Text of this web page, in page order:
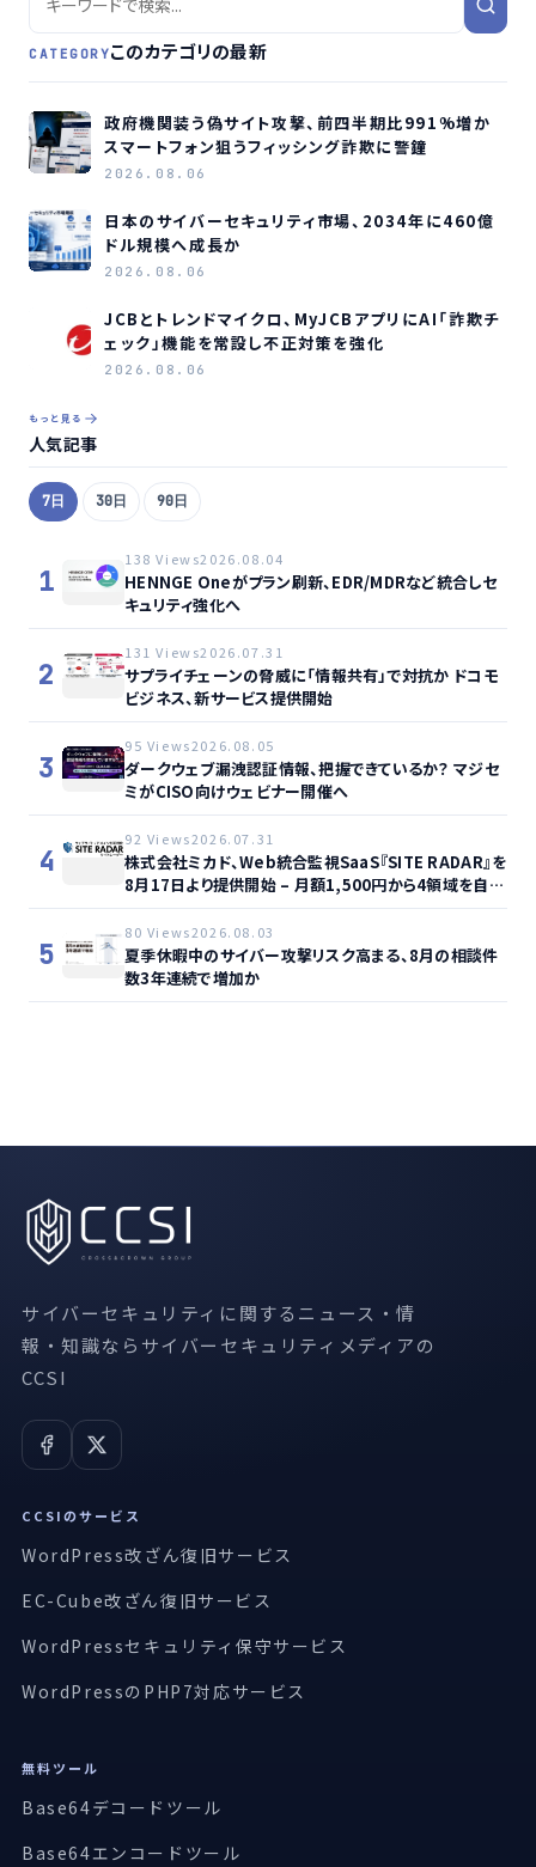
CATEGORYこのカテゴリの最新
政府機関装う偽サイト攻撃、前四半期比991%増か
スマートフォン狙うフィッシング詐欺に警鐘
2026.08.06
日本のサイバーセキュリティ市場、2034年に460億
ドル規模へ成長か
2026.08.06
JCBとトレンドマイクロ、MyJCBアプリにAI「詐欺チ
ェック」機能を常設し不正対策を強化
2026.08.06
もっと見る
人気記事
7日 30日 90日
1
138 Views2026.08.04
HENNGE Oneがプラン刷新、EDR/MDRなど統合しセ
キュリティ強化へ
2
131 Views2026.07.31
サプライチェーンの脅威に「情報共有」で対抗か ドコモ
ビジネス、新サービス提供開始
3
95 Views2026.08.05
ダークウェブ漏洩認証情報、把握できているか？ マジセ
ミがCISO向けウェビナー開催へ
4
92 Views2026.07.31
株式会社ミカド、Web統合監視SaaS『SITE RADAR』を
8月17日より提供開始 – 月額1,500円から4領域を自動
監視、動的サイト…
5
80 Views2026.08.03
夏季休暇中のサイバー攻撃リスク高まる、8月の相談件
数3年連続で増加か
サイバーセキュリティに関するニュース・情
報・知識ならサイバーセキュリティメディアの
CCSI
CCSIのサービス
WordPress改ざん復旧サービス
EC-Cube改ざん復旧サービス
WordPressセキュリティ保守サービス
WordPressのPHP7対応サービス
無料ツール
Base64デコードツール
Base64エンコードツール